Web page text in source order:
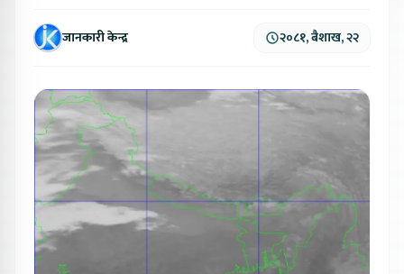
जानकारी केन्द्र २०८१, बैशाख, २२